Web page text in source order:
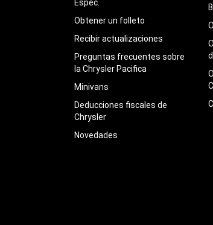
Espec.
Obtener un folleto
Recibir actualizaciones
Preguntas frecuentes sobre
la Chrysler Pacifica
Minivans
Deducciones fiscales de
Chrysler
Novedades